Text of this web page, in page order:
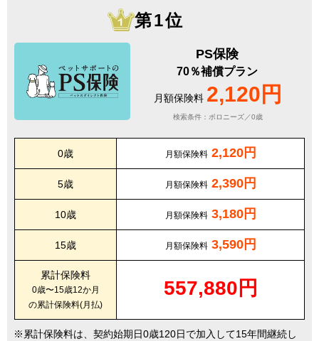
第1位
PS保険
70％補償プラン
月額保険料 2,120円
検索条件：ボロニーズ／0歳
0歳 月額保険料 2,120円
5歳 月額保険料 2,390円
10歳 月額保険料 3,180円
15歳 月額保険料 3,590円
累計保険料
0歳〜15歳12か月
の累計保険料(月払)
557,880円
累計保険料は、契約始期日0歳120日で加入して15年間継続し